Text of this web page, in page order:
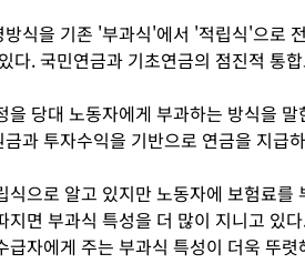
식을 기존 '부과식'에서 '적립식'으로
다. 국민연금과 기초연금의 점진적 통
당대 노동자에게 부과하는 방식을 말
과 투자수익을 기반으로 연금을 지급
으로 알고 있지만 노동자에 보험료를
면 부과식 특성을 더 많이 지니고 있
급자에게 주는 부과식 특성이 더욱 뚜렷